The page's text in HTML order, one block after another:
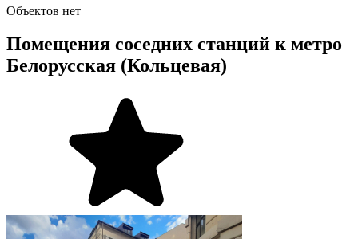
Объектов нет
Помещения соседних станций к метро
Белорусская (Кольцевая)